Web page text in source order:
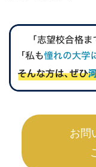
お問